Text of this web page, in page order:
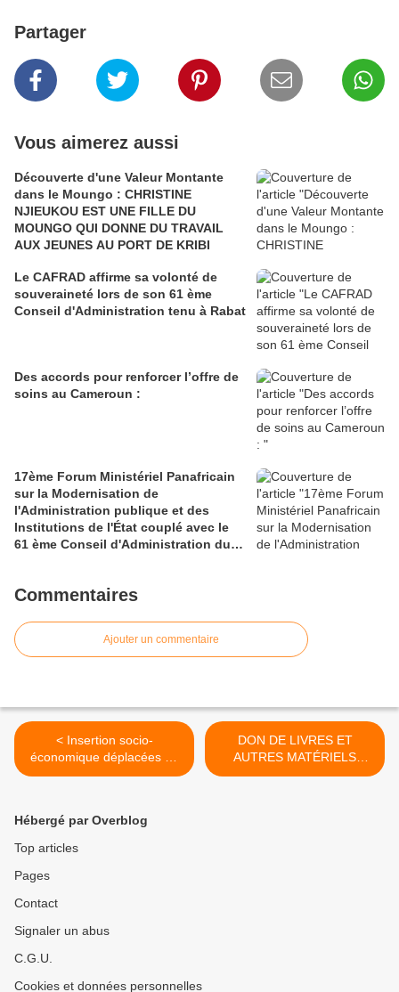
Partager
Vous aimerez aussi
Découverte d'une Valeur Montante
dans le Moungo : CHRISTINE
NJIEUKOU EST UNE FILLE DU
MOUNGO QUI DONNE DU TRAVAIL
AUX JEUNES AU PORT DE KRIBI
Le CAFRAD affirme sa volonté de
souveraineté lors de son 61 ème
Conseil d'Administration tenu à Rabat
Des accords pour renforcer l’offre de
soins au Cameroun :
17ème Forum Ministériel Panafricain
sur la Modernisation de
l'Administration publique et des
Institutions de l'État couplé avec le
61 ème Conseil d'Administration du
Commentaires
Ajouter un commentaire
< Insertion socio-
économique déplacées de
la crise du Noso à
Adjointe au Sous-préfet
prône la valorisation des
DON DE LIVRES ET
AUTRES MATÉRIELS
SCOLAIRES DANS LE
Hébergé par Overblog
Top articles
Pages
Contact
Signaler un abus
C.G.U.
Cookies et données personnelles